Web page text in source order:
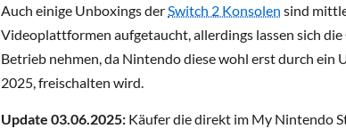
Auch einige Unboxings der Switch 2 Konsolen sind
Videoplattformen aufgetaucht, allerdings lassen sich
Betrieb nehmen, da Nintendo diese wohl erst durch ein
2025, freischalten wird.
Update 03.06.2025: Käufer die direkt im My Nintendo